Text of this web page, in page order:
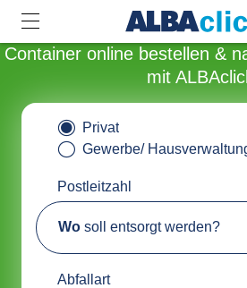
Container online bestellen &
mit
Privat
Gewerbe/
Postleitzahl
Wo soll entsorgt werden?
Abfallart